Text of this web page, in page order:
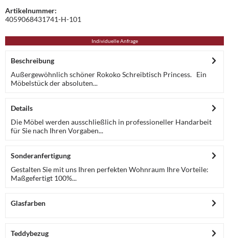
Artikelnummer:
4059068431741-H-101
Individuelle Anfrage
Beschreibung
Außergewöhnlich schöner Rokoko Schreibtisch Princess. Ein
Möbelstück der absoluten...
Details
Die Möbel werden ausschließlich in professioneller Handarbeit
für Sie nach Ihren Vorgaben...
Sonderanfertigung
Gestalten Sie mit uns Ihren perfekten Wohnraum Ihre Vorteile:
Maßgefertigt 100%...
Glasfarben
Teddybezug